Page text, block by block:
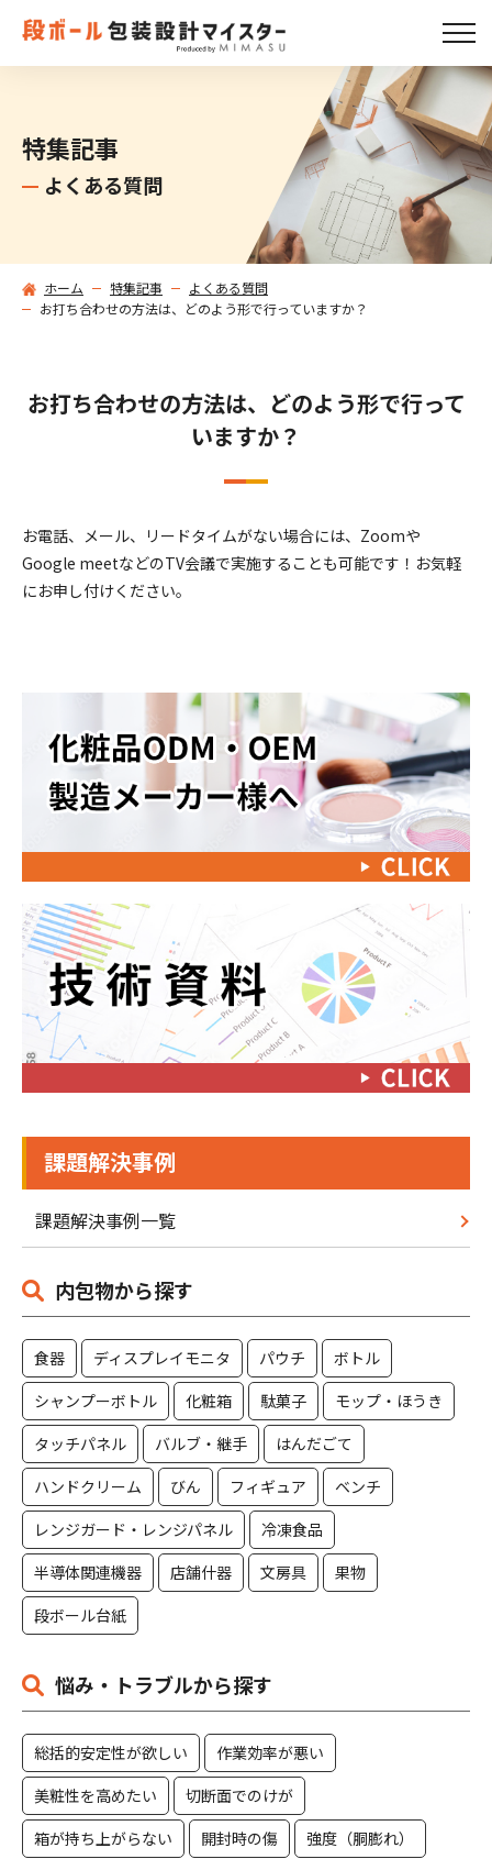
特集記事
よくある質問
ホーム 特集記事
よくある質問
お打ち合わせの方法は、どのよう形で行っていますか？
お打ち合わせの方法は、どのよう形で行って
いますか？
お電話、メール、リードタイムがない場合には、Zoomや
Google meetなどのTV会議で実施することも可能です！お気軽
にお申し付けください。
課題解決事例
課題解決事例一覧
内包物から探す
食器 ディスプレイモニタ パウチ
ボトル
シャンプーボトル
化粧箱 駄菓子
モップ・ほうき
タッチパネル
バルブ・継手
はんだごて
ハンドクリーム
びん フィギュア
ベンチ
レンジガード・レンジパネル
冷凍食品
半導体関連機器
店舗什器 文房具
果物
段ボール台紙
悩み・トラブルから探す
総括的安定性が欲しい
作業効率が悪い
美粧性を高めたい
切断面でのけが
箱が持ち上がらない
開封時の傷
強度（胴膨れ）